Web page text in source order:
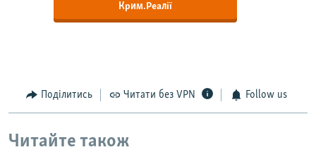
Крим.Реалії
Поділитись Читати без VPN Follow us
Читайте також